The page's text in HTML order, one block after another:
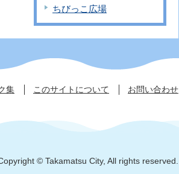
ちびっこ広場
集 このサイトについて お問い合わせ
© Takamatsu City, All rights reserved.